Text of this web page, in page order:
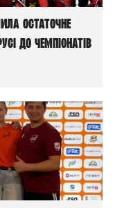
остаточне
до чемпіонатів